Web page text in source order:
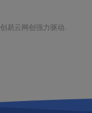
创易云网创强力驱动.